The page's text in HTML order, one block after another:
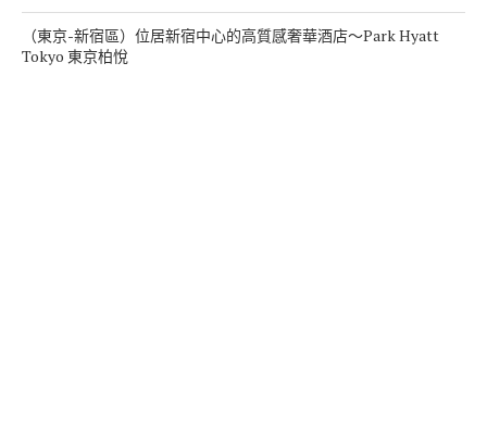
（東京-新宿區）位居新宿中心的高質感奢華酒店～Park Hyatt
Tokyo 東京柏悅